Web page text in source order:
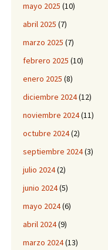
mayo 2025 (10)
abril 2025 (7)
marzo 2025 (7)
febrero 2025 (10)
enero 2025 (8)
diciembre 2024(12)
noviembre 2024(11)
octubre 2024(2)
septiembre 2024(3)
julio 2024(2)
junio 2024(5)
mayo 2024(6)
abril 2024(9)
marzo 2024(13)